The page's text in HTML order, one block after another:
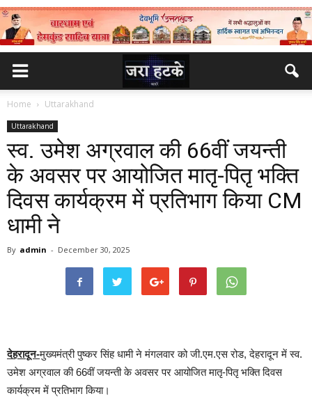
Home Uttarakhand
Uttarakhand
स्व. उमेश अग्रवाल की 66वीं जयन्ती
के अवसर पर आयोजित मातृ-पितृ भक्ति
दिवस कार्यक्रम में प्रतिभाग किया CM
धामी ने
By admin - December 30, 2025
देहरादून-मुख्यमंत्री पुष्कर सिंह धामी ने मंगलवार को जी.एम.एस रोड, देहरादून में स्व.
उमेश अग्रवाल की 66वीं जयन्ती के अवसर पर आयोजित मातृ-पितृ भक्ति दिवस
कार्यक्रम में प्रतिभाग किया।